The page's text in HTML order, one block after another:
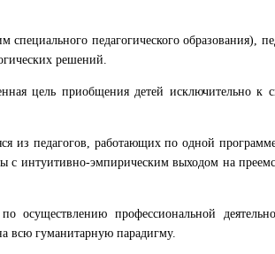
педагогического образования),
решений.
цель приобщения детей исключительно к
из педагогов, работающих по одной
с интуитивно-эмпирическим выходом на
осуществлению профессиональной
всю гуманитарную парадигму.